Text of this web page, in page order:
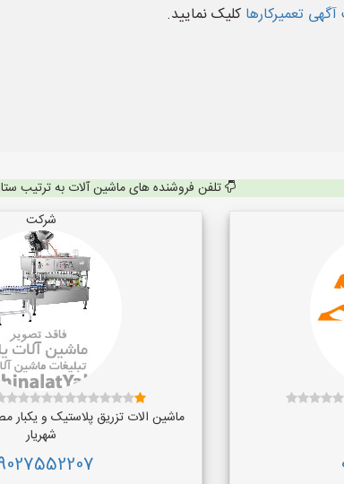
تعمیرکارها کلیک نمایید.
تلفن فروشنده های ماشین آلات به ترتیب
شرکت
ماشین الات تزریق پلاستیک و یکبار
شهریار